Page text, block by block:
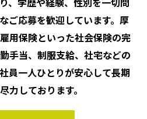
ご応募を歓迎しています。厚
用保険といった社会保険の完
手当、制服支給、社宅などの
員一人ひとりが安心して長期
力しております。